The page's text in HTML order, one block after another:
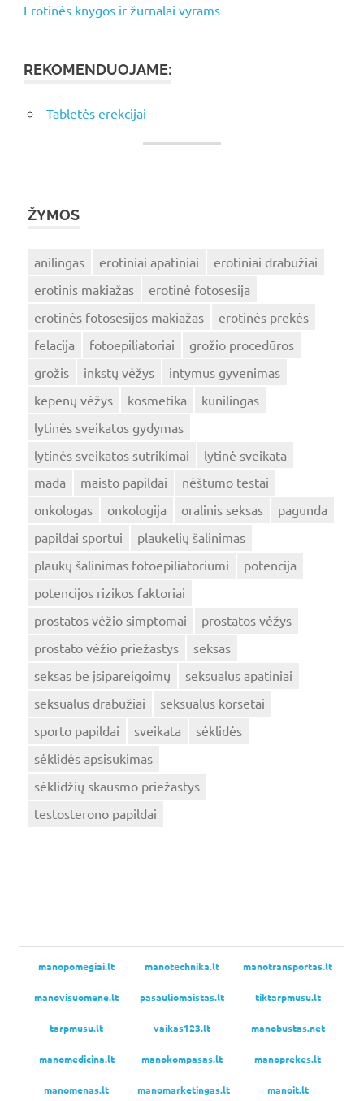
Erotinės knygos ir žurnalai vyrams
REKOMENDUOJAME:
Tabletės erekcijai
ŽYMOS
anilingas erotiniai apatiniai
erotiniai drabužiai
erotinis makiažas
erotinė fotosesija
erotinės fotosesijos makiažas
erotinės prekės
felacija
fotoepiliatoriai
grožio procedūros
grožis
inkstų vėžys
intymus gyvenimas
kepenų vėžys
kosmetika
kunilingas
lytinės sveikatos gydymas
lytinės sveikatos sutrikimai
lytinė sveikata
mada
maisto papildai
nėštumo testai
onkologas
onkologija oralinis seksas
pagunda
papildai sportui
plaukelių šalinimas
plaukų šalinimas fotoepiliatoriumi
potencija
potencijos rizikos faktoriai
prostatos vėžio simptomai
prostatos vėžys
prostato vėžio priežastys
seksas
seksas be įsipareigoimų
seksualus apatiniai
seksualūs drabužiai
seksualūs korsetai
sporto papildai
sveikata
sėklidės
sėklidės apsisukimas
sėklidžių skausmo priežastys
testosterono papildai
manopomegiai.lt manotechnika.lt manotransportas.lt
manovisuomene.lt pasauliomaistas.lt tiktarpmusu.lt
tarpmusu.lt vaikas123.lt manobustas.net
manomedicina.lt manokompasas.lt manoprekes.lt
manomenas.lt manomarketingas.lt manoit.lt